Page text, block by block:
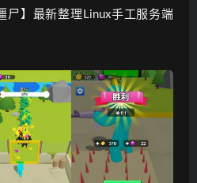
尸】最新整理Linux手工服务端